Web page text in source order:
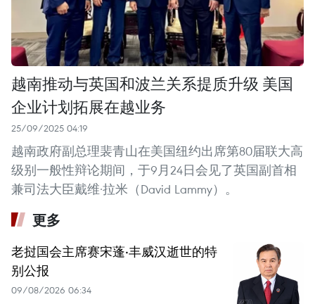
越南推动与英国和波兰关系提质升级 美国
企业计划拓展在越业务
25/09/2025 04:19
越南政府副总理裴青山在美国纽约出席第80届联大高
级别一般性辩论期间，于9月24日会见了英国副首相
兼司法大臣戴维·拉米（David Lammy）。
更多
老挝国会主席赛宋蓬·丰威汉逝世的特
别公报
09/08/2026 06:34